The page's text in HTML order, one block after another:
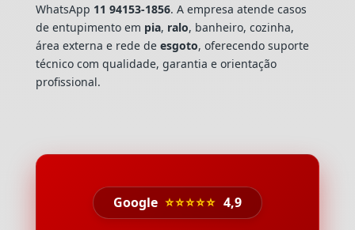
WhatsApp 11 94153-1856. A empresa atende casos
de entupimento em pia, ralo, banheiro, cozinha,
área externa e rede de esgoto, oferecendo suporte
técnico com qualidade, garantia e orientação
profissional.
Google ⭐⭐⭐⭐⭐ 4,9